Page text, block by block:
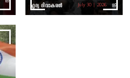
ഹൃദ്യ ദിവാകരൻ July 30 | 2026